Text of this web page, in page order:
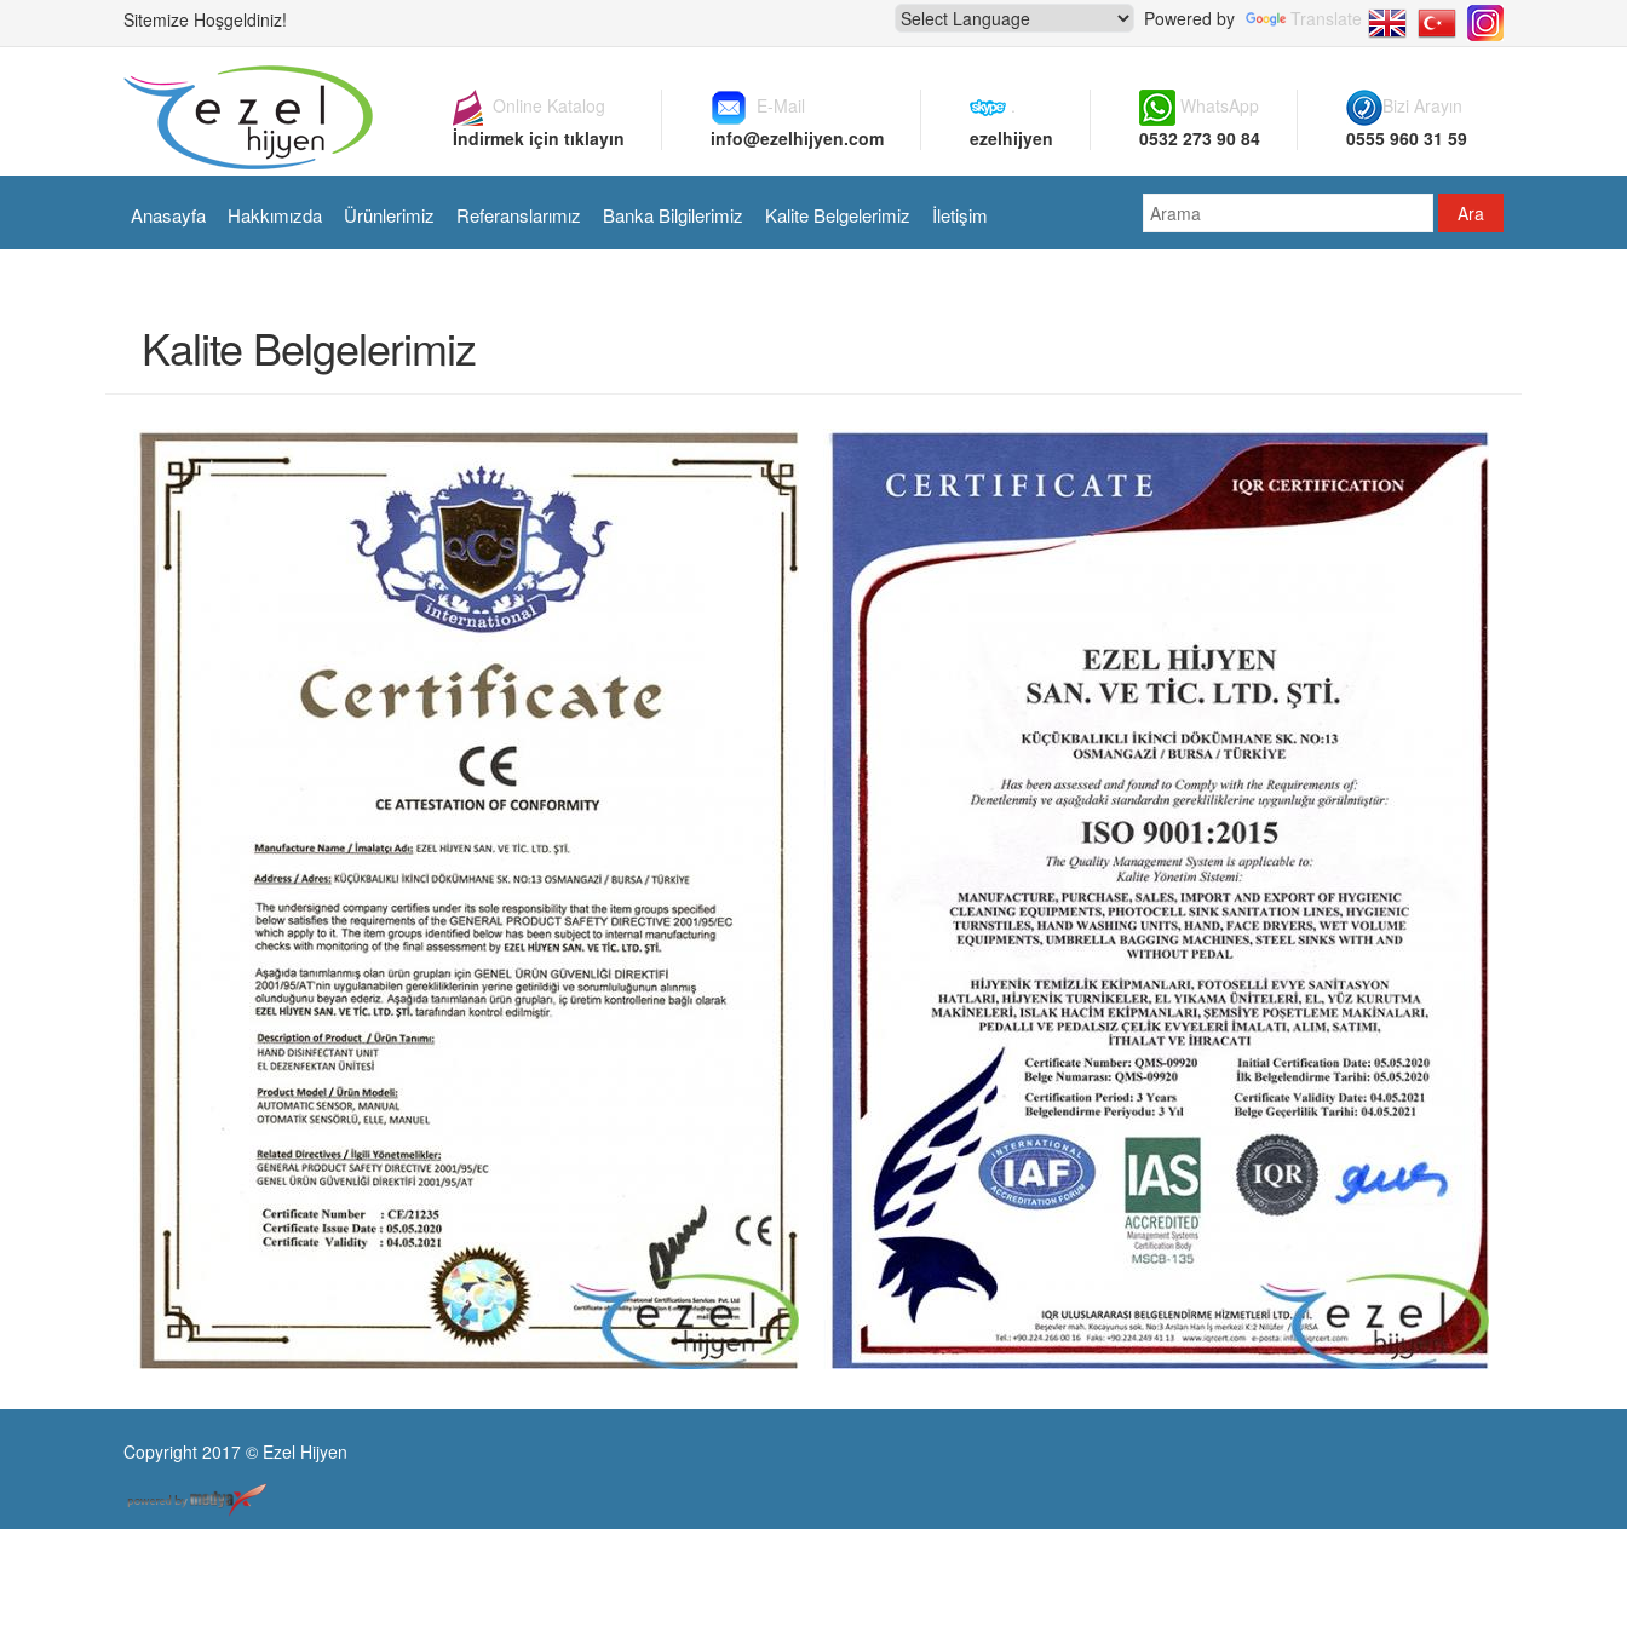
Sitemize Hoşgeldiniz! Powered by Translate
Bizi Arayın
0555 960 31 59
WhatsApp
0532 273 90 84
ezelhijyen
E-Mail
info@ezelhijyen.com
Online Katalog
İndirmek için tıklayın
Anasayfa Hakkımızda Ürünlerimiz Referanslarımız Banka Bilgilerimiz Kalite Belgelerimiz İletişim
Kalite Belgelerimiz
Copyright 2017 © Ezel Hijyen